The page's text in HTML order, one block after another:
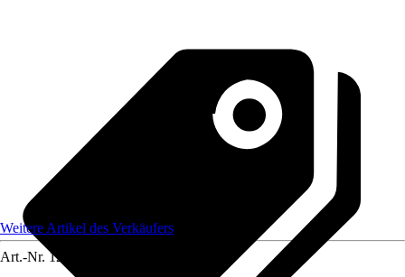
Weitere Artikel des Verkäufers
Art.-Nr. 12173625